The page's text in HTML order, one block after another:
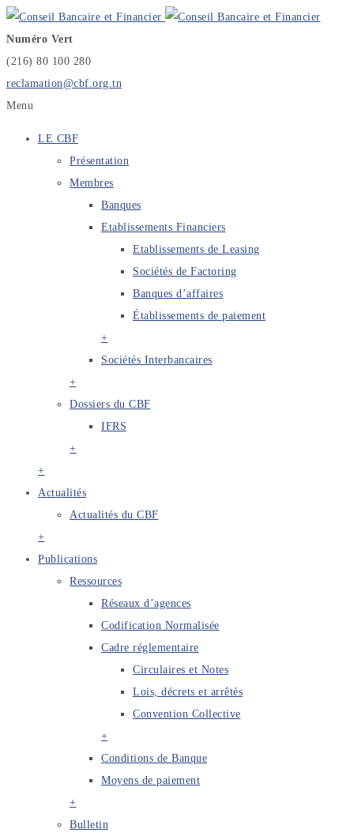
Numéro Vert
(216) 80 100 280
reclamation@cbf.org.tn
Menu
LE CBF
Présentation
Membres
Banques
Etablissements Financiers
Etablissements de Leasing
Sociétés de Factoring
Banques d’affaires
Établissements de paiement
+
Sociétés Interbancaires
+
Dossiers du CBF
IFRS
+
+
Actualités
Actualités du CBF
+
Publications
Ressources
Réseaux d’agences
Codification Normalisée
Cadre réglementaire
Circulaires et Notes
Lois, décrets et arrêtés
Convention Collective
+
Conditions de Banque
Moyens de paiement
+
Bulletin